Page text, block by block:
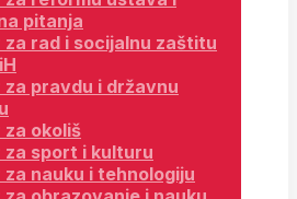
pitanja
za rad i socijalnu zaštitu
za pravdu i državnu
za okoliš
za sport i kulturu
za nauku i tehnologiju